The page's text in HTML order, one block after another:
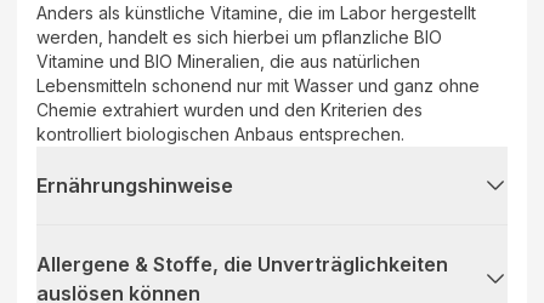
Anders als künstliche Vitamine, die im Labor hergestellt
werden, handelt es sich hierbei um pflanzliche BIO
Vitamine und BIO Mineralien, die aus natürlichen
Lebensmitteln schonend nur mit Wasser und ganz ohne
Chemie extrahiert wurden und den Kriterien des
kontrolliert biologischen Anbaus entsprechen.
Ernährungshinweise
Allergene & Stoffe, die Unverträglichkeiten
auslösen können